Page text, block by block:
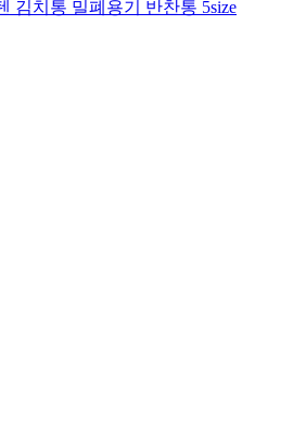
김치통 밀폐용기 반찬통 5size